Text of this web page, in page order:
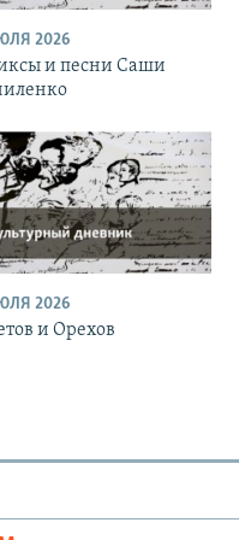
2026
и песни Саши
2026
и Орехов